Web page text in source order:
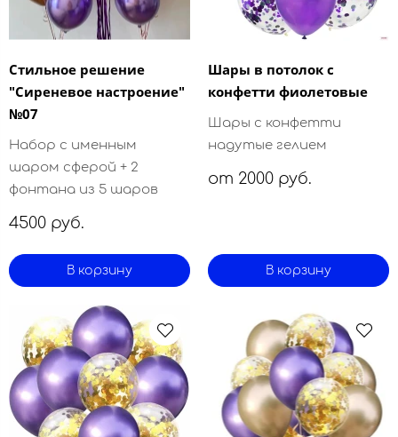
Стильное решение
"Сиреневое настроение"
№07
Набор с именным
шаром сферой + 2
фонтана из 5 шаров
4500 руб.
В корзину
Шары в потолок с
конфетти фиолетовые
Шары с конфетти
надутые гелием
от 2000 руб.
В корзину